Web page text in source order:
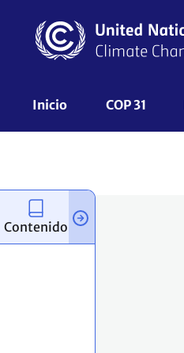
contenido
principal
UNFCCC
Inicio COP 31
Contenido